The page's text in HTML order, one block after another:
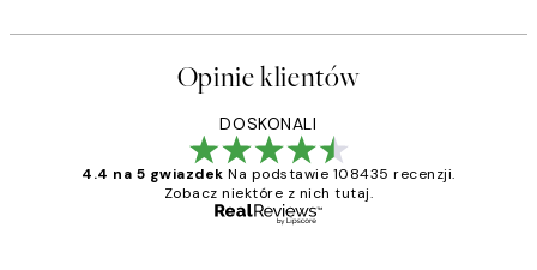
Opinie klientów
DOSKONALI
4.4 na 5 gwiazdek Na podstawie 108435 recenzji.
Zobacz niektóre z nich tutaj.